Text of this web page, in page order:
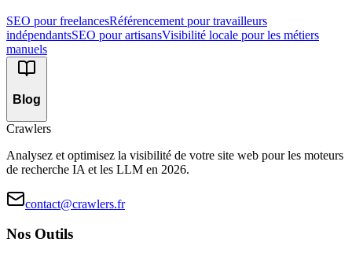
SEO pour freelancesRéférencement pour travailleurs
indépendantsSEO pour artisansVisibilité locale pour les métiers
manuels
Blog
Crawlers
Analysez et optimisez la visibilité de votre site web pour les moteurs
de recherche IA et les LLM en 2026.
contact@crawlers.fr
Nos Outils